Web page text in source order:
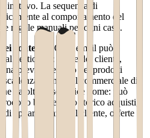
inattivo. La sequenza di
al comportamento del
regole manuali per ogni caso.
contenuti
Ogni email può
gestionale: nome del cliente,
prevista, elenco dei prodotti
nome del commerciale di
va oltre il semplice nome: può
basate sullo storico acquisti,
di appartenenza del cliente, offerte